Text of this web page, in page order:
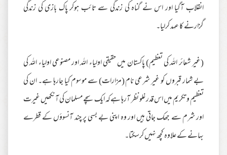
انقلاب آگیا اور اس نے گناہ کی زندگی سے تائب ہوکر پاک بازی کی زندگی
گزارنے کا عہد کرلیا۔
(غیر شعائر اللہ کی تعظیم) پاکستان میں حقیقی اولیاء اللہ اور مصنوعی اولیاء اللہ کی
بے شمار قبروں کو غیر شرعی نام (مزارات) سے موسوم کیا جارہا ہے۔ ان کی
تعظیم و تکریم میں اس قدر غلو نظر آرہا ہےکہ ایک سچے مسلمان کی آنکھیں غیرت
اور شرم سے جھک جاتی ہیں اور وہ اپنی بے بسی پر چند آنسوؤں کے قطرے
بہانے کے علاوہ کچھ نہیں کرسکتا۔